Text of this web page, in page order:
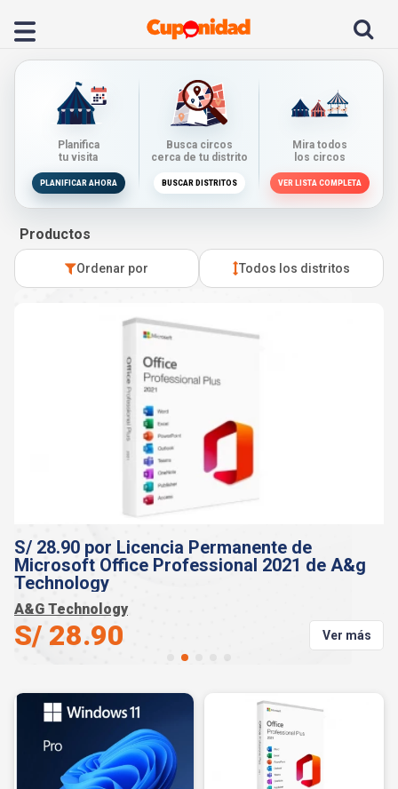
Planifica
tu visita
PLANIFICAR AHORA
Busca circos
cerca de tu distrito
BUSCAR DISTRITOS
Mira todos
los circos
VER LISTA COMPLETA
Productos
Ordenar por Todos los distritos
S/ 28.90 por Licencia Permanente de
Microsoft Office Professional 2021 de A&g
Technology
A&G Technology
S/ 28.90 Ver más